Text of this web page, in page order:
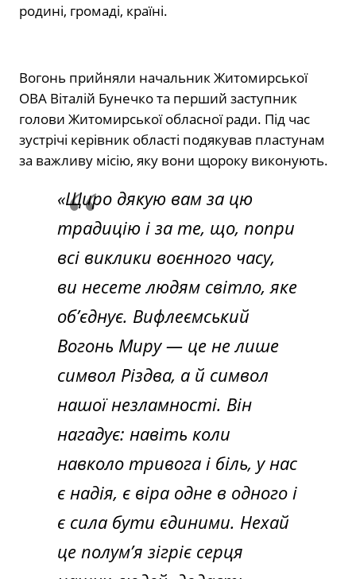
родині, громаді, країні.
Вогонь прийняли начальник Житомирської
ОВА Віталій Бунечко та перший заступник
голови Житомирської обласної ради. Під час
зустрічі керівник області подякував пластунам
за важливу місію, яку вони щороку виконують.
«Щиро дякую вам за цю
традицію і за те, що, попри
всі виклики воєнного часу,
ви несете людям світло, яке
об’єднує. Вифлеємський
Вогонь Миру — це не лише
символ Різдва, а й символ
нашої незламності. Він
нагадує: навіть коли
навколо тривога і біль, у нас
є надія, є віра одне в одного і
є сила бути єдиними. Нехай
це полум’я зігріє серця